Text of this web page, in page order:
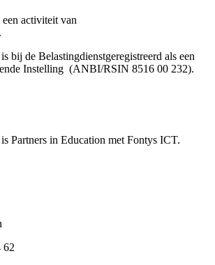
een activiteit van
bij de Belastingdienstgeregistreerd als een
Instelling (ANBI/RSIN 8516 00 232).
is Partners in Education met Fontys ICT.
62